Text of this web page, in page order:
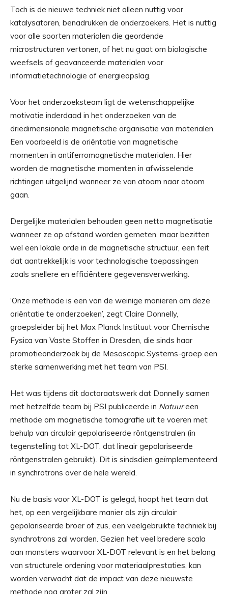
Toch is de nieuwe techniek niet alleen nuttig voor
katalysatoren, benadrukken de onderzoekers. Het is nuttig
voor alle soorten materialen die geordende
microstructuren vertonen, of het nu gaat om biologische
weefsels of geavanceerde materialen voor
informatietechnologie of energieopslag.
Voor het onderzoeksteam ligt de wetenschappelijke
motivatie inderdaad in het onderzoeken van de
driedimensionale magnetische organisatie van materialen.
Een voorbeeld is de oriëntatie van magnetische
momenten in antiferromagnetische materialen. Hier
worden de magnetische momenten in afwisselende
richtingen uitgelijnd wanneer ze van atoom naar atoom
gaan.
Dergelijke materialen behouden geen netto magnetisatie
wanneer ze op afstand worden gemeten, maar bezitten
wel een lokale orde in de magnetische structuur, een feit
dat aantrekkelijk is voor technologische toepassingen
zoals snellere en efficiëntere gegevensverwerking.
‘Onze methode is een van de weinige manieren om deze
oriëntatie te onderzoeken’, zegt Claire Donnelly,
groepsleider bij het Max Planck Instituut voor Chemische
Fysica van Vaste Stoffen in Dresden, die sinds haar
promotieonderzoek bij de Mesoscopic Systems-groep een
sterke samenwerking met het team van PSI.
Het was tijdens dit doctoraatswerk dat Donnelly samen
met hetzelfde team bij PSI publiceerde in Natuureen
methode om magnetische tomografie uit te voeren met
behulp van circulair gepolariseerde röntgenstralen (in
tegenstelling tot XL-DOT, dat lineair gepolariseerde
röntgenstralen gebruikt). Dit is sindsdien geïmplementeerd
in synchrotrons over de hele wereld.
Nu de basis voor XL-DOT is gelegd, hoopt het team dat
het, op een vergelijkbare manier als zijn circulair
gepolariseerde broer of zus, een veelgebruikte techniek bij
synchrotrons zal worden. Gezien het veel bredere scala
aan monsters waarvoor XL-DOT relevant is en het belang
van structurele ordening voor materiaalprestaties, kan
worden verwacht dat de impact van deze nieuwste
methode nog groter zal zijn.